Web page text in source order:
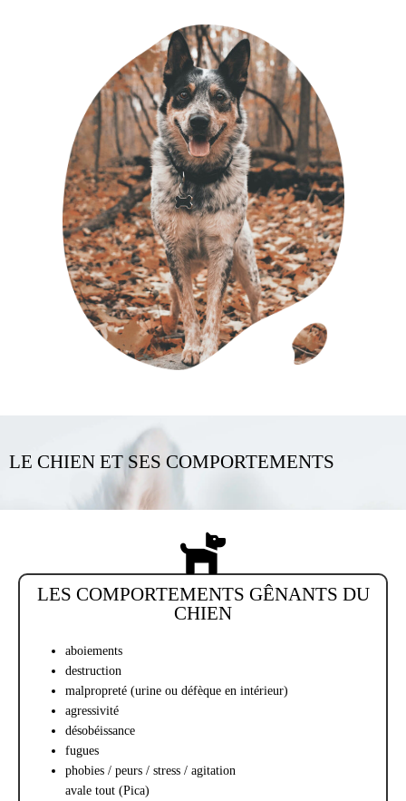
LE CHIEN ET SES COMPORTEMENTS
LES COMPORTEMENTS GÊNANTS DU
CHIEN
aboiements
destruction
malpropreté (urine ou défèque en intérieur)
agressivité
désobéissance
fugues
phobies / peurs / stress / agitation
avale tout (Pica)